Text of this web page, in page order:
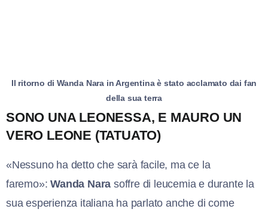
Il ritorno di Wanda Nara in Argentina è stato acclamato dai fan
della sua terra
SONO UNA LEONESSA, E MAURO UN
VERO LEONE (TATUATO)
«Nessuno ha detto che sarà facile, ma ce la
faremo»:Wanda Nara soffre di leucemia e durante la
sua esperienza italiana ha parlato anche di come